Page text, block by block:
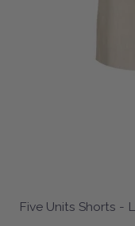
Five Units Shorts -